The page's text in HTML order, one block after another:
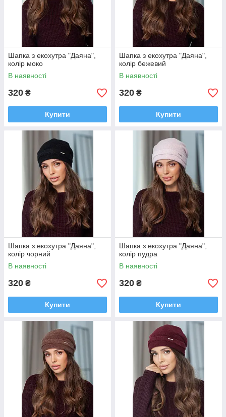
Шапка з екохутра "Даяна",
колір моко
В наявності
320 ₴
Купити
Шапка з екохутра "Даяна",
колір бежевий
В наявності
320 ₴
Купити
Шапка з екохутра "Даяна",
колір чорний
В наявності
320 ₴
Купити
Шапка з екохутра "Даяна",
колір пудра
В наявності
320 ₴
Купити